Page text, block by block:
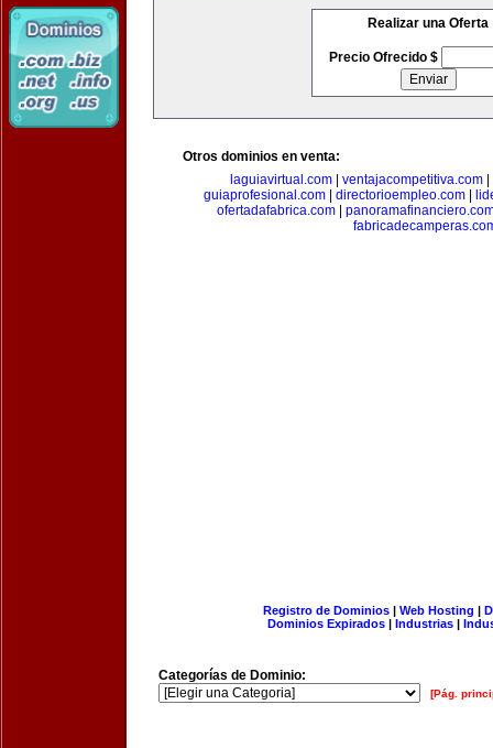
Realizar una Oferta
Precio Ofrecido $
Otros dominios en venta:
laguiavirtual.com
ventajacompetitiva.com
guiaprofesional.com| directorioempleo.com|
ofertadafabrica.com|
Registro de Dominios| Web Hosting |
Dominios Expirados | Industrias |
Categorías de Dominio:
[Pág.